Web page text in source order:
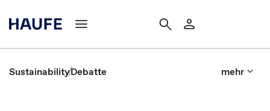
SustainabilityDebatte mehr